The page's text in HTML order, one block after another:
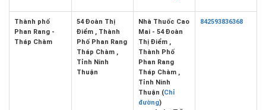
Thành phố
Phan Rang -
Tháp Chàm
54 Đoàn Thị
Điểm , Thành
Phố Phan Rang
Tháp Chàm ,
Tỉnh Ninh
Thuận
Nhà Thuốc Cao
Mai - 54 Đoàn
Thị Điểm ,
Thành Phố
Phan Rang
Tháp Chàm ,
Tỉnh Ninh
Thuận (Chỉ
đường)
842593836368